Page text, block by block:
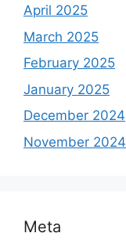
April 2025
March 2025
February 2025
January 2025
December 2024
November 2024
Meta